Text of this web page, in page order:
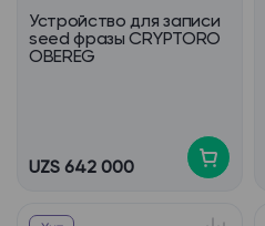
Устройство для записи
seed фразы CRYPTORO
OBEREG
UZS 642 000